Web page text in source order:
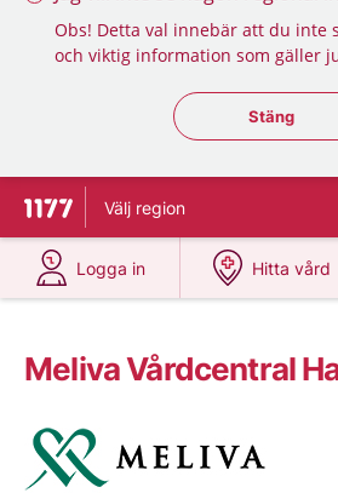
Obs! Detta val innebär att du inte
och viktig information som gäller
Stäng
Stäng
Till startsidan för 1177
Välj region
Logga in
på 1177.se
Hitta vård
på
Meliva Vårdcentral